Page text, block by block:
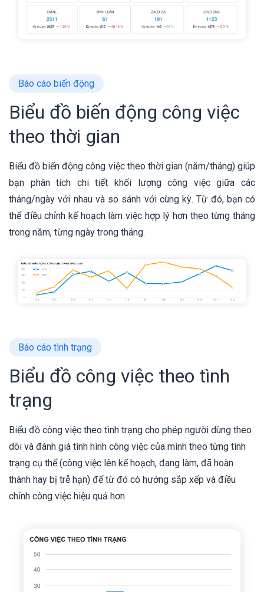
Báo cáo biến động
Biểu đồ biến động công việc
theo thời gian
Biểu đồ biến động công việc theo thời gian (năm/tháng) giúp
bạn phân tích chi tiết khối lượng công việc giữa các
tháng/ngày với nhau và so sánh với cùng kỳ. Từ đó, bạn có
thể điều chỉnh kế hoạch làm việc hợp lý hơn theo từng tháng
trong năm, từng ngày trong tháng.
Báo cáo tình trạng
Biểu đồ công việc theo tình
trạng
Biểu đồ công việc theo tình trạng cho phép người dùng theo
dõi và đánh giá tình hình công việc của mình theo từng tình
trạng cụ thể (công việc lên kế hoạch, đang làm, đã hoàn
thành hay bị trễ hạn) để từ đó có hướng sắp xếp và điều
chỉnh công việc hiệu quả hơn